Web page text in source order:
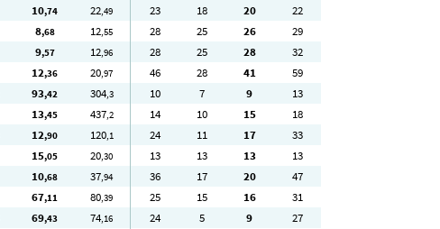
10,74 22,49 23 18 20
22
8,68 12,55 28 25 26
29
9,57 12,96 28 25 28
32
12,36 20,97 46 28 41
59
93,42 304,3 10 7 9
13
13,45 437,2 14 10 15
18
12,90 120,1 24 11 17
33
15,05 20,30 13 13 13
13
10,68 37,94 36 17 20
47
67,11 80,39 25 15 16
31
69,43 74,16 24 5 9
27